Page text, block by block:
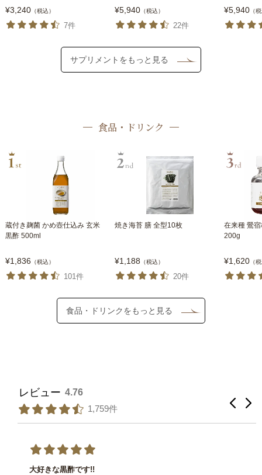
¥3,240（税込）
7件
¥5,940（税込）
22件
¥5,940（
サプリメントをもっと見る
食品・ドリンク
蔵付き麹菌 かめ壺仕込み 玄米
黒酢 500ml
¥1,836 （税込）
101件
焼き海苔 膳 全型10枚
¥1,188 （税込）
20件
在来種 鶯
200g
¥1,620（
食品・ドリンクをもっと見る
レビュー 4.76
1,759件
大好きな黒酢です!!